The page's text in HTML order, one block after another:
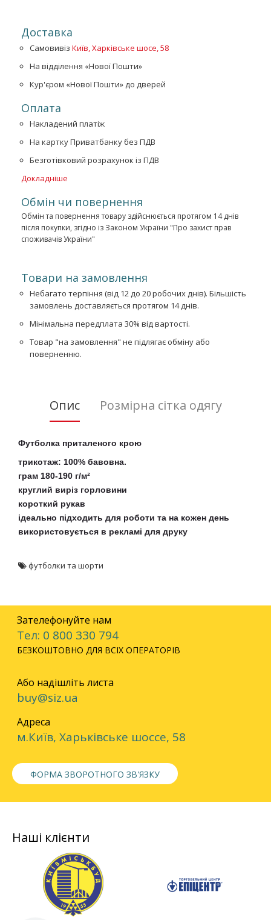
Доставка
Самовивіз Київ, Харківське шосе, 58
На відділення «Нової Пошти»
Кур'єром «Нової Пошти» до дверей
Оплата
Накладений платіж
На картку Приватбанку без ПДВ
Безготівковий розрахунок із ПДВ
Докладніше
Обмін чи повернення
Обмін та повернення товару здійснюється протягом 14 днів
після покупки, згідно із Законом України "Про захист прав
споживачів України"
Товари на замовлення
Небагато терпіння (від 12 до 20 робочих днів). Більшість
замовлень доставляється протягом 14 днів.
Мінімальна передплата 30% від вартості.
Товар "на замовлення" не підлягає обміну або
поверненню.
Опис Розмірна сітка одягу
Футболка приталеного крою
трикотаж: 100% бавовна.
грам 180-190 г/м²
круглий виріз горловини
короткий рукав
ідеально підходить для роботи та на кожен день
використовується в рекламі для друку
футболки та шорти
Зателефонуйте нам
Тел: 0 800 330 794
БЕЗКОШТОВНО ДЛЯ ВСІХ ОПЕРАТОРІВ
Або надішліть листа
buy@siz.ua
Адреса
м.Київ, Харьківське шоссе, 58
ФОРМА ЗВОРОТНОГО ЗВ'ЯЗКУ
Наші клієнти